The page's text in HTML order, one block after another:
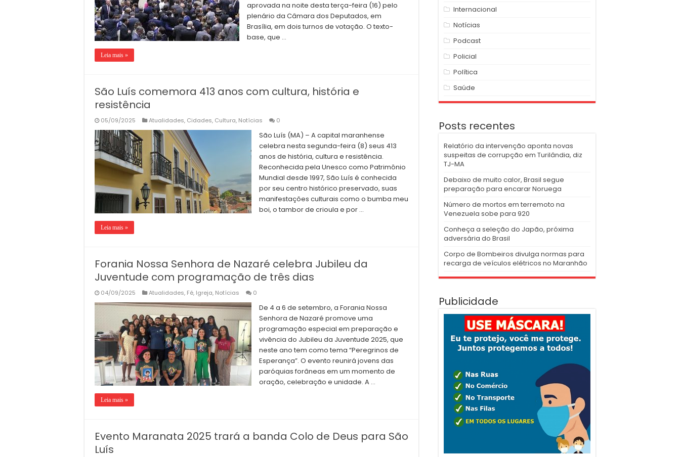
aprovada na noite desta terça-feira (16) pelo
plenário da Câmara dos Deputados, em
Brasília, em dois turnos de votação. O texto-
base, que …
Leia mais »
São Luís comemora 413 anos com cultura, história e
resistência
05/09/2025 Atualidades, Cidades, Cultura, Notícias 0
São Luís (MA) – A capital maranhense
celebra nesta segunda-feira (8) seus 413
anos de história, cultura e resistência.
Reconhecida pela Unesco como Patrimônio
Mundial desde 1997, São Luís é conhecida
por seu centro histórico preservado, suas
manifestações culturais como o bumba meu
boi, o tambor de crioula e por …
Leia mais »
Forania Nossa Senhora de Nazaré celebra Jubileu da
Juventude com programação de três dias
04/09/2025 Atualidades, Fé, Igreja, Notícias 0
De 4 a 6 de setembro, a Forania Nossa
Senhora de Nazaré promove uma
programação especial em preparação e
vivência do Jubileu da Juventude 2025, que
neste ano tem como tema “Peregrinos de
Esperança”. O evento reunirá jovens das
paróquias forâneas em um momento de
oração, celebração e unidade. A …
Leia mais »
Evento Maranata 2025 trará a banda Colo de Deus para São
Luís
Internacional
Notícias
Podcast
Policial
Política
Saúde
Posts recentes
Relatório da intervenção aponta novas
suspeitas de corrupção em Turilândia, diz
TJ-MA
Debaixo de muito calor, Brasil segue
preparação para encarar Noruega
Número de mortos em terremoto na
Venezuela sobe para 920
Conheça a seleção do Japão, próxima
adversária do Brasil
Corpo de Bombeiros divulga normas para
recarga de veículos elétricos no Maranhão
Publicidade